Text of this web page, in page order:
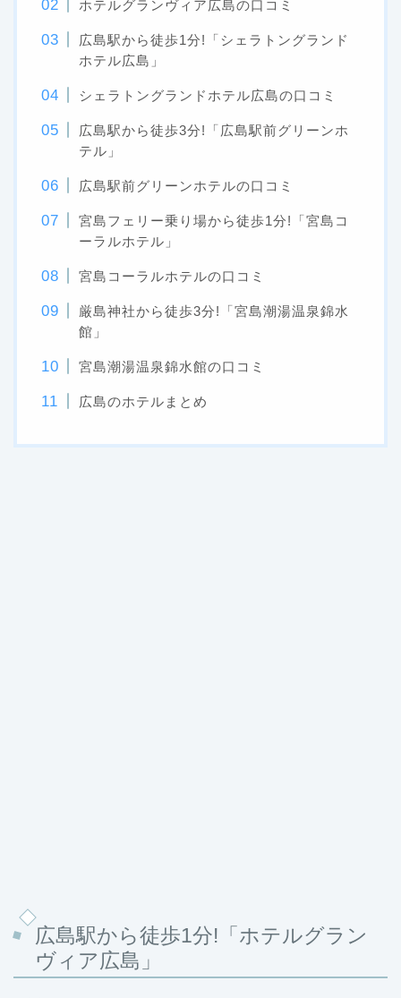
ホテルグランヴィア広島の口コミ
広島駅から徒歩1分!「シェラトングランド
ホテル広島」
シェラトングランドホテル広島の口コミ
広島駅から徒歩3分!「広島駅前グリーンホ
テル」
広島駅前グリーンホテルの口コミ
宮島フェリー乗り場から徒歩1分!「宮島コ
ーラルホテル」
宮島コーラルホテルの口コミ
厳島神社から徒歩3分!「宮島潮湯温泉錦水
館」
宮島潮湯温泉錦水館の口コミ
広島のホテルまとめ
広島駅から徒歩1分!「ホテルグラン
ヴィア広島」